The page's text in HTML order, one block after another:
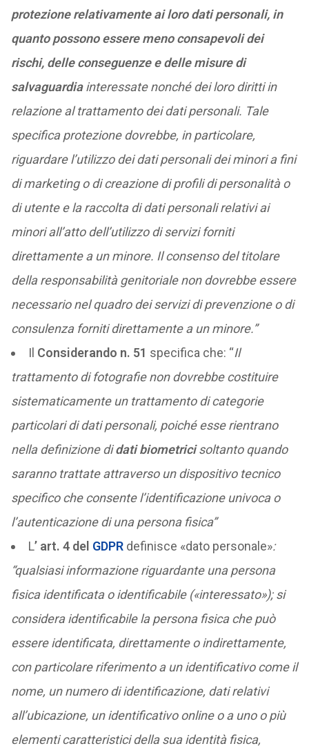
protezione relativamente ai loro dati personali, in
quanto possono essere meno consapevoli dei
rischi, delle conseguenze e delle misure di
salvaguardiainteressate nonché dei loro diritti in
relazione al trattamento dei dati personali. Tale
specifica protezione dovrebbe, in particolare,
riguardare l’utilizzo dei dati personali dei minori a fini
di marketing o di creazione di profili di personalità o
di utente e la raccolta di dati personali relativi ai
minori all’atto dell’utilizzo di servizi forniti
direttamente a un minore. Il consenso del titolare
della responsabilità genitoriale non dovrebbe essere
necessario nel quadro dei servizi di prevenzione o di
consulenza forniti direttamente a un minore.”
Il Considerando n. 51 specifica che: “Il
trattamento di fotografie non dovrebbe costituire
sistematicamente un trattamento di categorie
particolari di dati personali, poiché esse rientrano
nella definizione didati biometricisoltanto quando
saranno trattate attraverso un dispositivo tecnico
specifico che consente l’identificazione univoca o
l’autenticazione di una persona fisica”
L’ art. 4 del GDPRdefinisce «dato personale»:
“qualsiasi informazione riguardante una persona
fisica identificata o identificabile («interessato»); si
considera identificabile la persona fisica che può
essere identificata, direttamente o indirettamente,
con particolare riferimento a un identificativo come il
nome, un numero di identificazione, dati relativi
all’ubicazione, un identificativo online o a uno o più
elementi caratteristici della sua identità fisica,